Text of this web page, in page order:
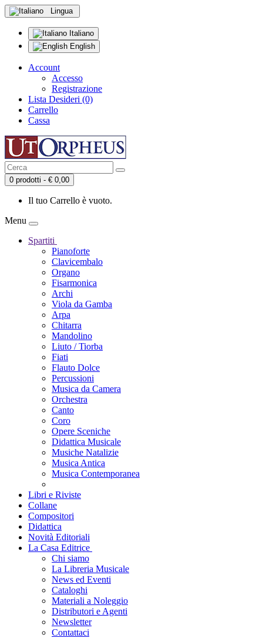
Lingua
Italiano
English
Account
Accesso
Registrazione
Lista Desideri (0)
Carrello
Cassa
0 prodotti - € 0,00
Il tuo Carrello è vuoto.
Menu
Spartiti
Pianoforte
Clavicembalo
Organo
Fisarmonica
Archi
Viola da Gamba
Arpa
Chitarra
Mandolino
Liuto / Tiorba
Fiati
Flauto Dolce
Percussioni
Musica da Camera
Orchestra
Canto
Coro
Opere Sceniche
Didattica Musicale
Musiche Natalizie
Musica Antica
Musica Contemporanea
Libri e Riviste
Collane
Compositori
Didattica
Novità Editoriali
La Casa Editrice
Chi siamo
La Libreria Musicale
News ed Eventi
Cataloghi
Materiali a Noleggio
Distributori e Agenti
Newsletter
Contattaci